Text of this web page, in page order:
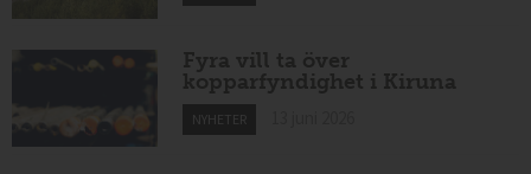
Fyra vill ta över
kopparfyndighet i Kiruna
NYHETER